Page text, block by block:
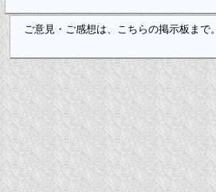
ご意見・ご感想は、こちらの掲示板まで。